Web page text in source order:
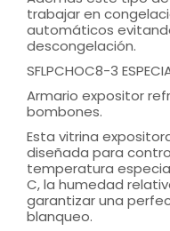
trabajar en
automáticos
descongelación.
SFLPCHOC8-3
Armario expositor
bombones.
Esta vitrina
diseñada para
temperatura
C, la humedad
garantizar una
blanqueo.